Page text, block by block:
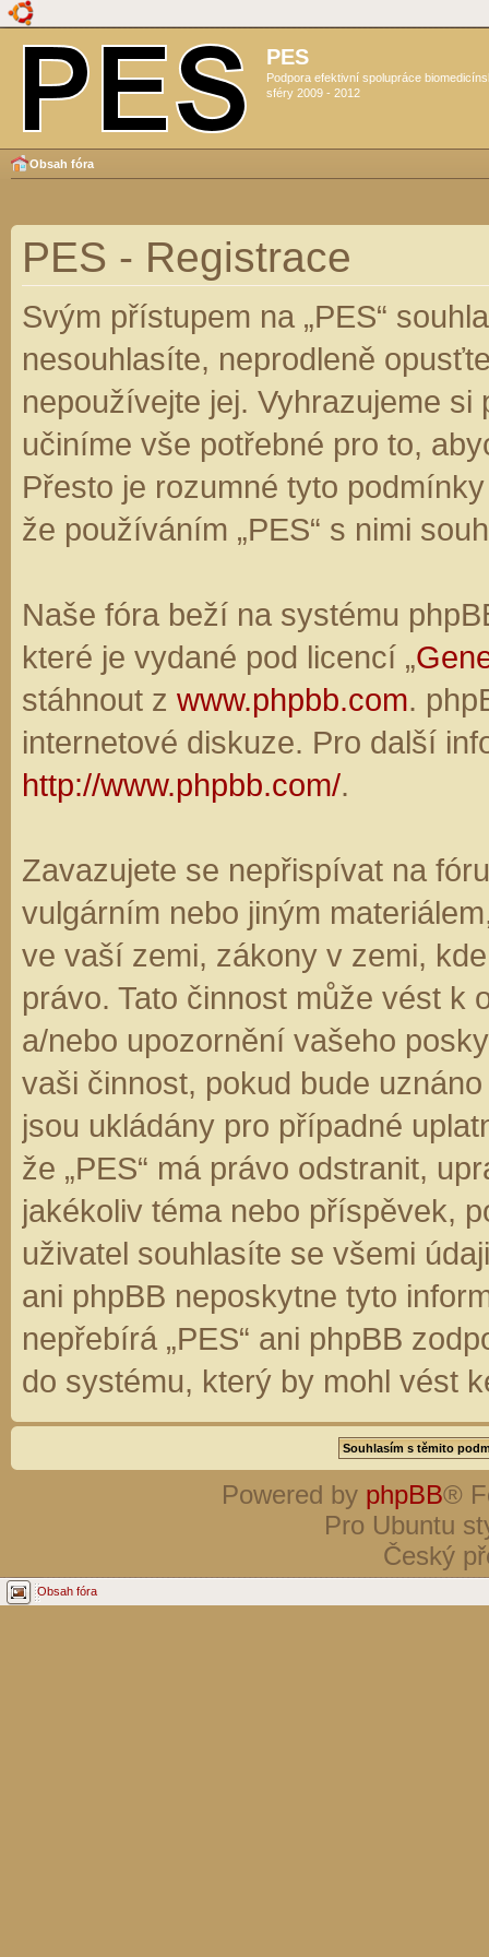
PES
Podpora efektivní spolupráce
sféry 2009 - 2012
Obsah fóra
PES - Registrace
Svým přístupem na „PES“
nesouhlasíte, neprodleně
nepoužívejte jej. Vyhrazujeme
učiníme vše potřebné pro to,
Přesto je rozumné tyto
že používáním „PES“ s nimi
Naše fóra beží na systému
které je vydané pod licencí „
stáhnout z www.phpbb.com.
internetové diskuze. Pro další
http://www.phpbb.com/.
Zavazujete se nepřispívat na
vulgárním nebo jiným
ve vaší zemi, zákony v zemi,
právo. Tato činnost může vést k
a/nebo upozornění vašeho
vaši činnost, pokud bude
jsou ukládány pro případné
že „PES“ má právo odstranit,
jakékoliv téma nebo příspěvek,
uživatel souhlasíte se všemi
ani phpBB neposkytne tyto
nepřebírá „PES“ ani phpBB
do systému, který by mohl vést
Powered by phpBB®
Pro Ubuntu
Český
Obsah fóra